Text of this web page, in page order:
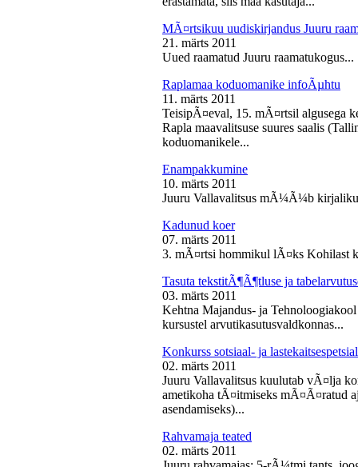
MÃ¤rtsikuu uudiskirjandus Juuru
21. märts 2011
Uued raamatud Juuru raamatukogus...
Raplamaa koduomanike infoÃµhtu
11. märts 2011
TeisipÃ¤eval, 15. mÃ¤rtsil algusega
Rapla maavalitsuse suures saalis
koduomanikele...
Enampakkumine
10. märts 2011
Juuru Vallavalitsus mÃ¼Ã¼b kirjaliku
Kadunud koer
07. märts 2011
3. mÃ¤rtsi hommikul lÃ¤ks Kohilast
Tasuta tekstitÃ¶Ã¶tluse ja
03. märts 2011
Kehtna Majandus- ja
kursustel arvutikasutusvaldkonnas...
Konkurss sotsiaal- ja
02. märts 2011
Juuru Vallavalitsus kuulutab vÃ¤lja
ametikoha tÃ¤itmiseks mÃ¤Ã¤ratud
asendamiseks)...
Rahvamaja teated
02. märts 2011